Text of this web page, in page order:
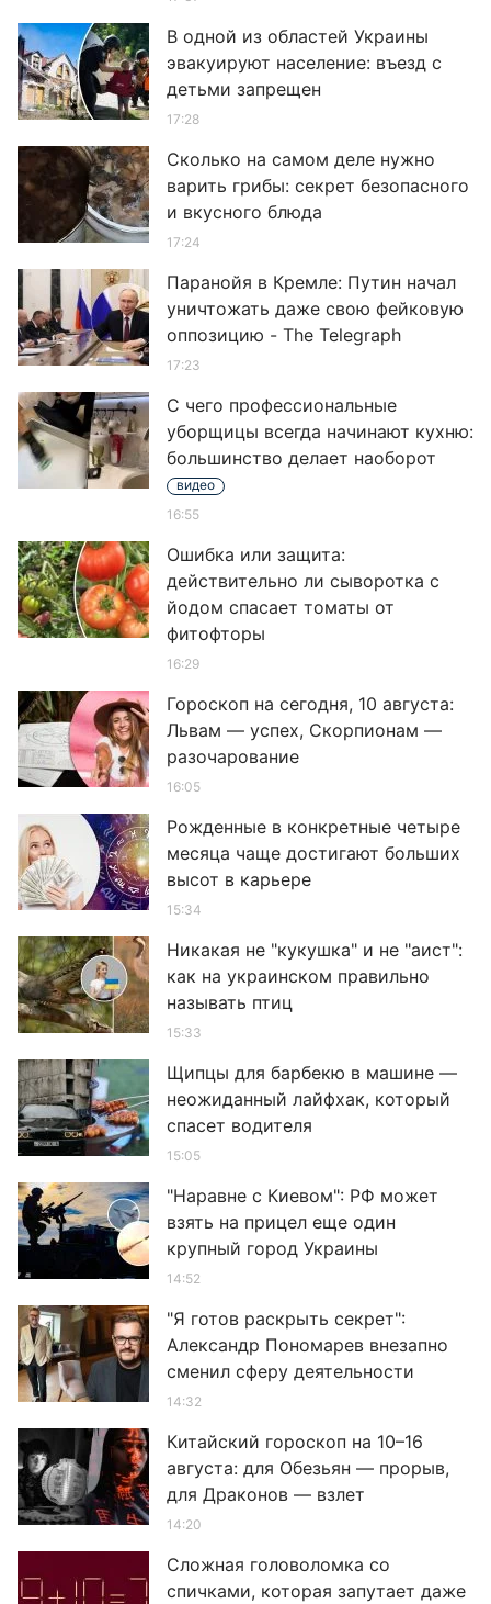
В одной из областей Украины
эвакуируют население: въезд с
детьми запрещен
17:28
Сколько на самом деле нужно
варить грибы: секрет безопасного
и вкусного блюда
17:24
Паранойя в Кремле: Путин начал
уничтожать даже свою фейковую
оппозицию - The Telegraph
17:23
С чего профессиональные
уборщицы всегда начинают кухню:
большинство делает наоборот
видео
16:55
Ошибка или защита:
действительно ли сыворотка с
йодом спасает томаты от
фитофторы
16:29
Гороскоп на сегодня, 10 августа:
Львам — успех, Скорпионам —
разочарование
16:05
Рожденные в конкретные четыре
месяца чаще достигают больших
высот в карьере
15:34
Никакая не "кукушка" и не "аист":
как на украинском правильно
называть птиц
15:33
Щипцы для барбекю в машине —
неожиданный лайфхак, который
спасет водителя
15:05
"Наравне с Киевом": РФ может
взять на прицел еще один
крупный город Украины
14:52
"Я готов раскрыть секрет":
Александр Пономарев внезапно
сменил сферу деятельности
14:32
Китайский гороскоп на 10–16
августа: для Обезьян — прорыв,
для Драконов — взлет
14:20
Сложная головоломка со
спичками, которая запутает даже